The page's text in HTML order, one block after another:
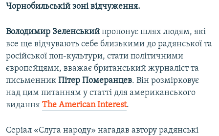
Чорнобильській зоні відчуження.
Володимир Зеленський пропонує шлях людям, які
все ще відчувають себе близькими до радянської та
російської поп-культури, стати політичними
європейцями, вважає британський журналіст та
письменник Пітер Померанцев. Він розмірковує
над цим питанням у статті для американського
видання The American Interest.
Серіал «Слуга народу» нагадав автору радянські